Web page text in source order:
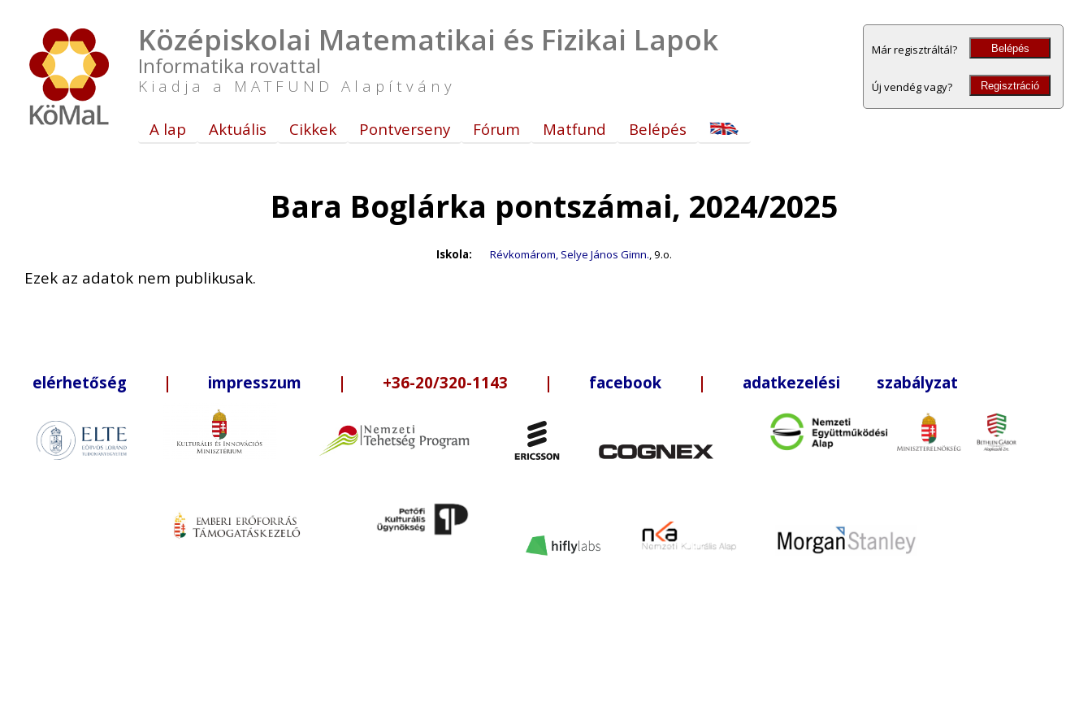
Középiskolai Matematikai és Fizikai Lapok
Informatika rovattal
Kiadja a MATFUND Alapítvány
Már regisztráltál? Belépés
Új vendég vagy? Regisztráció
A lap Aktuális Cikkek Pontverseny Fórum Matfund Belépés
Bara Boglárka pontszámai, 2024/2025
Iskola: Révkomárom, Selye János Gimn., 9.o.
Ezek az adatok nem publikusak.
elérhetőség | impresszum | +36-20/320-1143 | facebook | adatkezelési szabályzat